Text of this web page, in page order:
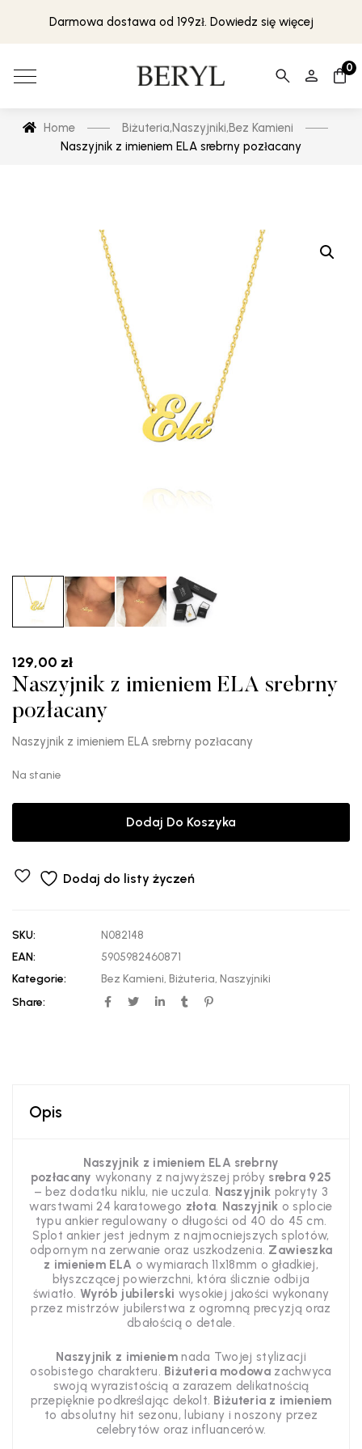
Darmowa dostawa od 199zł. Dowiedz się więcej
0
Home Biżuteria,Naszyjniki,Bez Kamieni
Naszyjnik z imieniem ELA srebrny pozłacany
129,00 zł
Naszyjnik z imieniem ELA srebrny
pozłacany
Naszyjnik z imieniem ELA srebrny pozłacany
Na stanie
Dodaj Do Koszyka
Dodaj do listy życzeń
SKU:
N082148
EAN:
5905982460871
Kategorie:
Bez Kamieni, Biżuteria, Naszyjniki
Share:
Opis
Naszyjnik z imieniem ELA srebrny
pozłacany wykonany z najwyższej próby srebra 925
– bez dodatku niklu, nie uczula. Naszyjnik pokryty 3
warstwami 24 karatowego złota. Naszyjnik o splocie
typu ankier regulowany o długości od 40 do 45 cm.
Splot ankier jest jednym z najmocniejszych splotów,
odpornym na zerwanie oraz uszkodzenia. Zawieszka
z imieniem ELA o wymiarach 11x18mm o gładkiej,
błyszczącej powierzchni, która ślicznie odbija
światło. Wyrób jubilerski wysokiej jakości wykonany
przez mistrzów jubilerstwa z ogromną precyzją oraz
dbałością o detale.
Naszyjnik z imieniemnada Twojej stylizacji
osobistego charakteru. Biżuteria modowa zachwyca
swoją wyrazistością a zarazem delikatnością
przepięknie podkreślając dekolt. Biżuteria z imieniem
to absolutny hit sezonu, lubiany i noszony przez
celebrytów oraz influancerów.